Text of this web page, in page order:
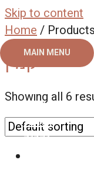
Skip to content
MAIN MENU
צור קשר
אודות
גלריה
Home
קמין
Showing all 6